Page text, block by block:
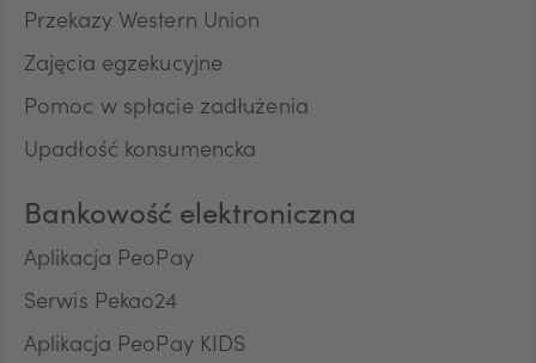
TRY
ZAR
Przekazy Western Union
Zajęcia egzekucyjne
Pomoc w spłacie zadłużenia
Upadłość konsumencka
Bankowość elektroniczna
Aplikacja PeoPay
Serwis Pekao24
Aplikacja PeoPay KIDS